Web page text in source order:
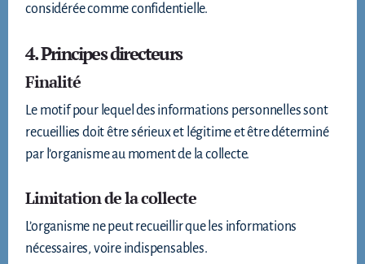
considérée comme confidentielle.
4. Principes directeurs
Finalité
Le motif pour lequel des informations personnelles sont
recueillies doit être sérieux et légitime et être déterminé
par l’organisme au moment de la collecte.
Limitation de la collecte
L’organisme ne peut recueillir que les informations
nécessaires, voire indispensables.